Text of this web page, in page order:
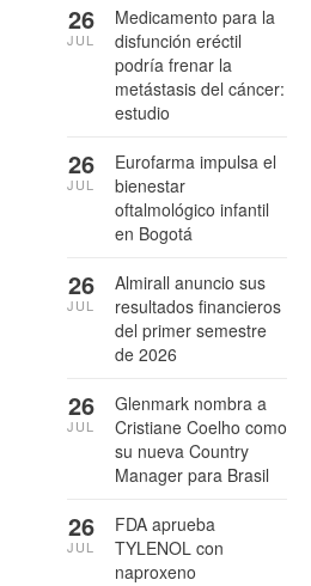
Medicamento para la
disfunción eréctil
podría frenar la
metástasis del cáncer:
estudio
26
JUL
Eurofarma impulsa el
bienestar
oftalmológico infantil
en Bogotá
26
JUL
Almirall anuncio sus
resultados financieros
del primer semestre
de 2026
26
JUL
Glenmark nombra a
Cristiane Coelho como
su nueva Country
Manager para Brasil
26
JUL
FDA aprueba
TYLENOL con
naproxeno
26
JUL